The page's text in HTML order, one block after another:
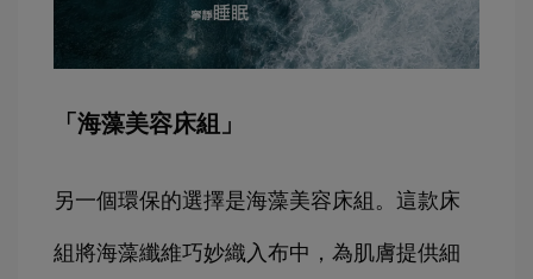
「海藻美容床組」
另一個環保的選擇是海藻美容床組。這款床
組將海藻纖維巧妙織入布中，為肌膚提供細